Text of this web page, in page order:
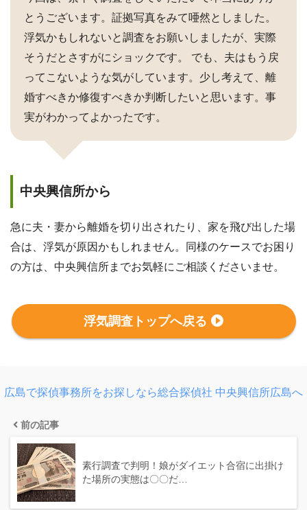
とうございます。証拠写真をみて唖然としました。
浮気かもしれないと調査をお願いしましたが、実際
そうだとさすがにショックです。 でも、夫はもう戻
ってこないような気がしています。少し考えて、離
婚すべきか修復すべきか判断したいと思います。事
実がわかってよかったです。
中央興信所から
急に夫・妻から離婚を切り出されたり、家を飛び出した場
合は、浮気が原因かもしれません。同様のケースでお困り
の方は、中央興信所までお気軽にご相談くださいませ。
浮気調査トップへ戻る
広島で探偵事務所をお探しなら総合探偵社 中央興信所広島へ
前の記事
素行調査で判明！娘がダイエット合宿に出掛け
た場所の実態は〇〇だ…